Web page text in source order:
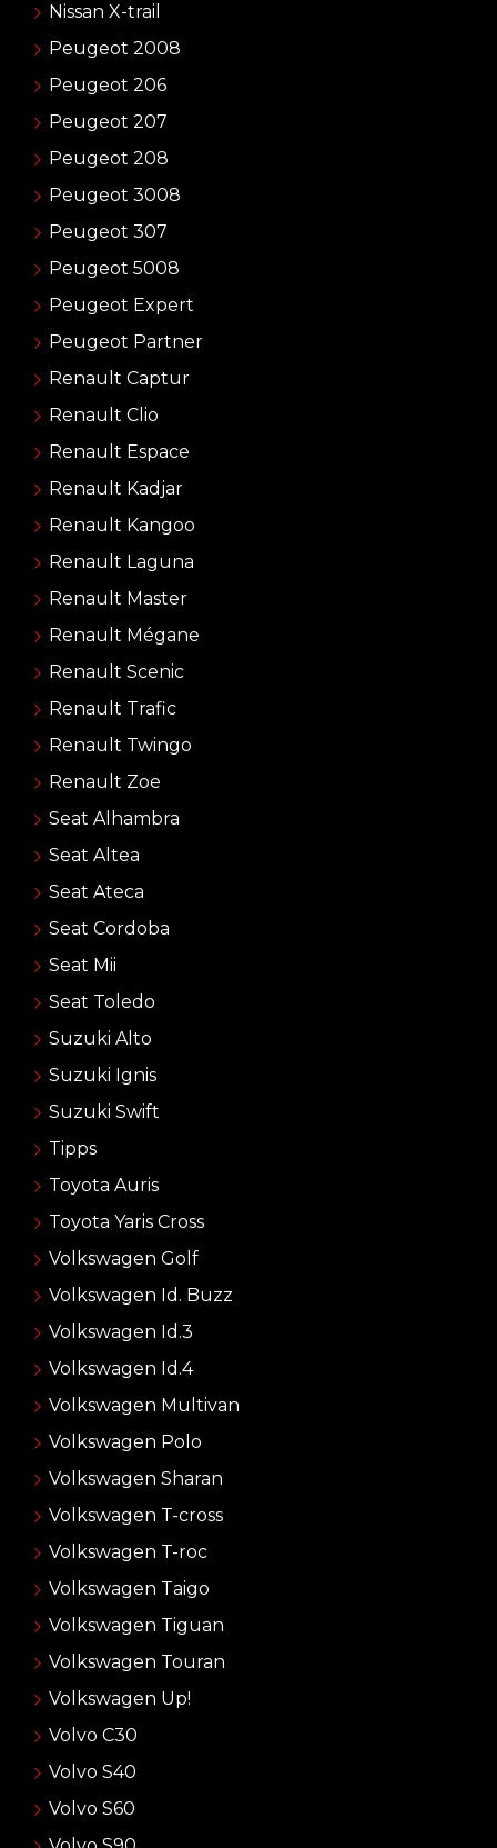
Nissan X-trail
Peugeot 2008
Peugeot 206
Peugeot 207
Peugeot 208
Peugeot 3008
Peugeot 307
Peugeot 5008
Peugeot Expert
Peugeot Partner
Renault Captur
Renault Clio
Renault Espace
Renault Kadjar
Renault Kangoo
Renault Laguna
Renault Master
Renault Mégane
Renault Scenic
Renault Trafic
Renault Twingo
Renault Zoe
Seat Alhambra
Seat Altea
Seat Ateca
Seat Cordoba
Seat Mii
Seat Toledo
Suzuki Alto
Suzuki Ignis
Suzuki Swift
Tipps
Toyota Auris
Toyota Yaris Cross
Volkswagen Golf
Volkswagen Id. Buzz
Volkswagen Id.3
Volkswagen Id.4
Volkswagen Multivan
Volkswagen Polo
Volkswagen Sharan
Volkswagen T-cross
Volkswagen T-roc
Volkswagen Taigo
Volkswagen Tiguan
Volkswagen Touran
Volkswagen Up!
Volvo C30
Volvo S40
Volvo S60